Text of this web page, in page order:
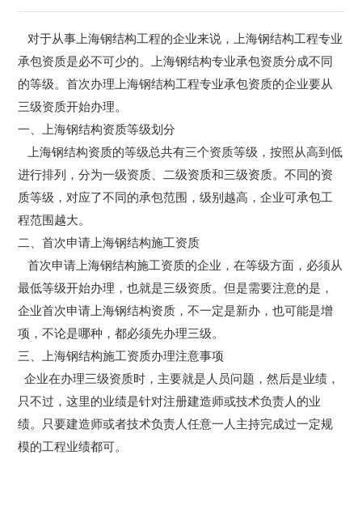
对于从事上海钢结构工程的企业来说，上海钢结构工程专业
承包资质是必不可少的。上海钢结构专业承包资质分成不同
的等级。首次办理上海钢结构工程专业承包资质的企业要从
三级资质开始办理。
一、上海钢结构资质等级划分
上海钢结构资质的等级总共有三个资质等级，按照从高到低
进行排列，分为一级资质、二级资质和三级资质。不同的资
质等级，对应了不同的承包范围，级别越高，企业可承包工
程范围越大。
二、首次申请上海钢结构施工资质
首次申请上海钢结构施工资质的企业，在等级方面，必须从
最低等级开始办理，也就是三级资质。但是需要注意的是，
企业首次申请上海钢结构资质，不一定是新办，也可能是增
项，不论是哪种，都必须先办理三级。
三、上海钢结构施工资质办理注意事项
企业在办理三级资质时，主要就是人员问题，然后是业绩，
只不过，这里的业绩是针对注册建造师或技术负责人的业
绩。只要建造师或者技术负责人任意一人主持完成过一定规
模的工程业绩都可。